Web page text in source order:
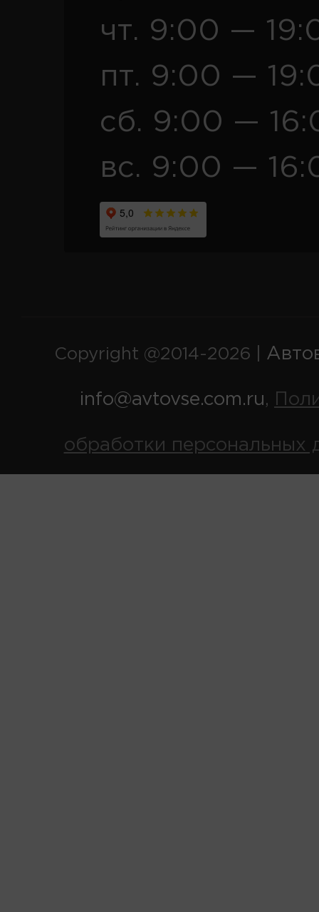
чт. 9:00 —
пт. 9:00 —
сб. 9:00 —
вс. 9:00 —
Copyright @2014-2026 |
info@avtovse.com.ru,
обработки персональных